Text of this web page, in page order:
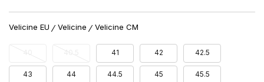
Velicine EU Velicine Velicine CM
41 42 42.5
43 44 44.5 45 45.5